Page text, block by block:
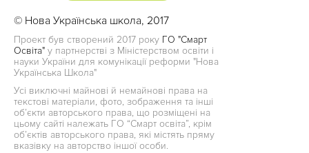
© Нова Українська школа, 2017
Проект був створений 2017 року ГО "Смарт
Освіта" у партнерстві з Міністерством освіти і
науки України для комунікації реформи "Нова
Українська Школа"
Усі виключні майнові й немайнові права на
текстові матеріали, фото, зображення та інші
об’єкти авторського права, що розміщені на
цьому сайті належать ГО “Смарт освіта”, крім
об’єктів авторського права, які містять пряму
вказівку на авторство іншої особи.